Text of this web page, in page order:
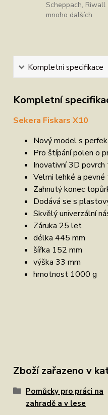
Scheppach, Riwall
mnoho dalších
Kompletní specifikace
Kompletní
Sekera Fiskars X10
Nový model s
Pro štípání polen o
Inovativní 3D
Velmi lehké a
Zahnutý konec
Dodává se s
Skvělý univerzální
Záruka 25 let
délka 445 mm
šířka 152 mm
výška 33 mm
hmotnost 1000 g
Zboží zařazeno v
Pomůcky pro práci na
zahradě a v lese